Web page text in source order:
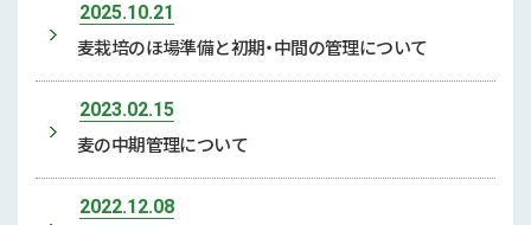
2025.10.21
麦栽培のほ場準備と初期・中間の管理について
2023.02.15
麦の中期管理について
2022.12.08